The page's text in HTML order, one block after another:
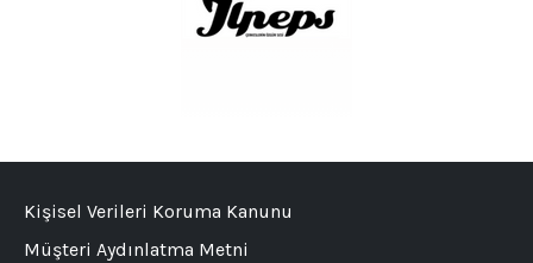
Kişisel Verileri Koruma Kanunu
Müşteri Aydınlatma Metni